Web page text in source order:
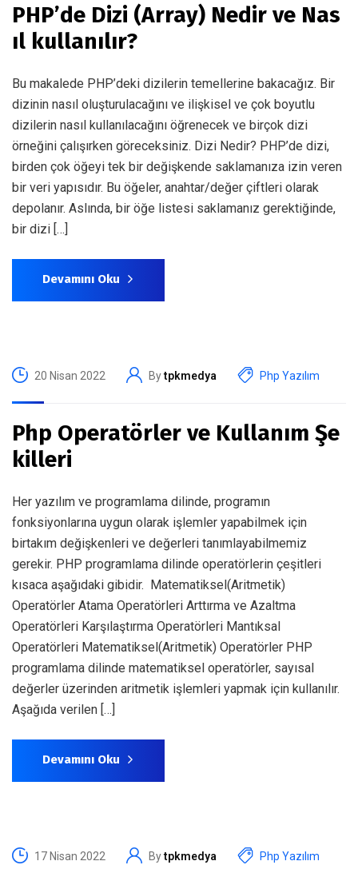
PHP’de Dizi (Array) Nedir ve Nas
ıl kullanılır?
Bu makalede PHP’deki dizilerin temellerine bakacağız. Bir
dizinin nasıl oluşturulacağını ve ilişkisel ve çok boyutlu
dizilerin nasıl kullanılacağını öğrenecek ve birçok dizi
örneğini çalışırken göreceksiniz. Dizi Nedir? PHP’de dizi,
birden çok öğeyi tek bir değişkende saklamanıza izin veren
bir veri yapısıdır. Bu öğeler, anahtar/değer çiftleri olarak
depolanır. Aslında, bir öğe listesi saklamanız gerektiğinde,
bir dizi […]
Devamını Oku
20 Nisan 2022 Bytpkmedya Php Yazılım
Php Operatörler ve Kullanım Şe
killeri
Her yazılım ve programlama dilinde, programın
fonksiyonlarına uygun olarak işlemler yapabilmek için
birtakım değişkenleri ve değerleri tanımlayabilmemiz
gerekir. PHP programlama dilinde operatörlerin çeşitleri
kısaca aşağıdaki gibidir. Matematiksel(Aritmetik)
Operatörler Atama Operatörleri Arttırma ve Azaltma
Operatörleri Karşılaştırma Operatörleri Mantıksal
Operatörleri Matematiksel(Aritmetik) Operatörler PHP
programlama dilinde matematiksel operatörler, sayısal
değerler üzerinden aritmetik işlemleri yapmak için kullanılır.
Aşağıda verilen […]
Devamını Oku
17 Nisan 2022 Bytpkmedya Php Yazılım